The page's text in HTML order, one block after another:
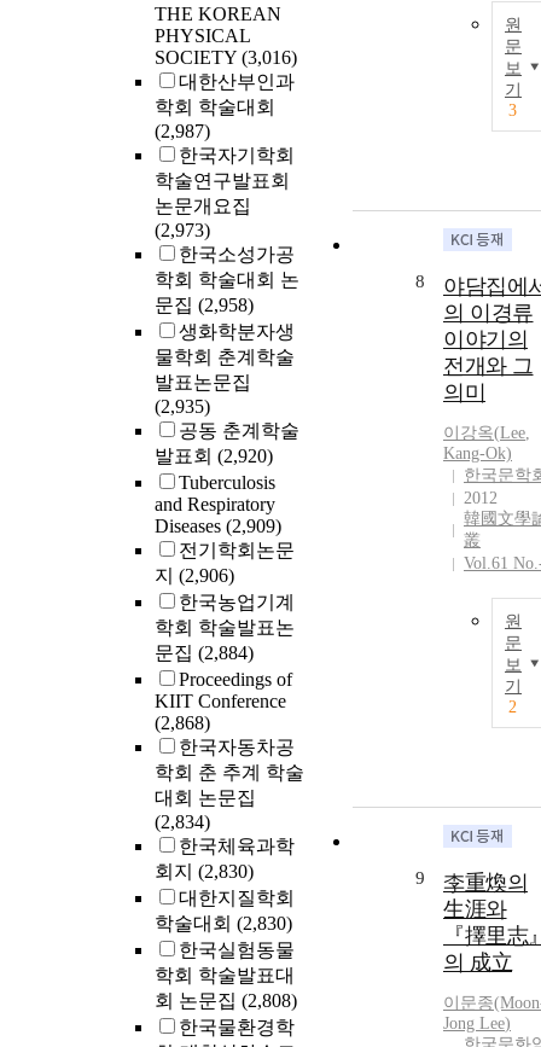
THE KOREAN
PHYSICAL
SOCIETY (3,016)
대한산부인과
학회 학술대회
(2,987)
한국자기학회
학술연구발표회
논문개요집
(2,973)
한국소성가공
학회 학술대회 논
문집 (2,958)
생화학분자생
물학회 춘계학술
발표논문집
(2,935)
공동 춘계학술
발표회 (2,920)
Tuberculosis
and Respiratory
Diseases (2,909)
전기학회논문
지 (2,906)
한국농업기계
학회 학술발표논
문집 (2,884)
Proceedings of
KIIT Conference
(2,868)
한국자동차공
학회 춘 추계 학술
대회 논문집
(2,834)
한국체육과학
회지 (2,830)
대한지질학회
학술대회 (2,830)
한국실험동물
학회 학술발표대
회 논문집 (2,808)
한국물환경학
원
문
보
기
3
8
야담집에
의 이경류
이야기의
전개와 그
의미
이강옥(Lee,
Kang-Ok)
한국문학
2012
韓國文學
叢
Vol.61
원
문
보
기
2
9
李重煥의
生涯와
『擇里志
의 成立
이문종
Jong Lee)